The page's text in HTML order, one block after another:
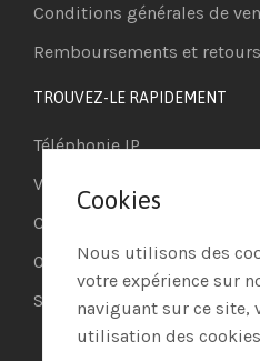
Conditions générales de
Remboursements et retours
TROUVEZ-LE RAPIDEMENT
Téléphonie IP
Visioconférence
Casques
Ordinateurs
Systèmes de securité
Cookies
Nous utilisons des
votre expérience sur
naviguant sur ce site,
utilisation des